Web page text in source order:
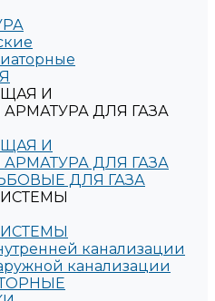
И
ДЛЯ ГАЗА
И
ДЛЯ ГАЗА
ДЛЯ ГАЗА
канализации
канализации